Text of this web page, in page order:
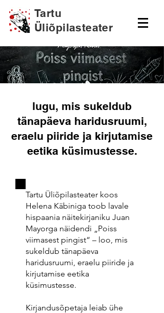
Tartu
Üliõpilasteater
lugu, mis sukeldub
tänapäeva haridusruumi,
eraelu piiride ja kirjutamise
eetika küsimustesse.
Tartu Üliõpilasteater koos
Helena Käbiniga toob lavale
hispaania näitekirjaniku Juan
Mayorga näidendi „Poiss
viimasest pingist“ – loo, mis
sukeldub tänapäeva
haridusruumi, eraelu piiride ja
kirjutamise eetika
küsimustesse.
Kirjandusõpetaja leiab ühe